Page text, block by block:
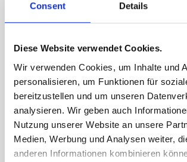
Consent Details
Diese Website verwendet Cookies.
Wir verwenden Cookies, um Inhalte und
personalisieren, um Funktionen für
bereitzustellen und um unseren
analysieren. Wir geben auch
Nutzung unserer Website an unsere
Medien, Werbung und Analysen weiter,
anderen Informationen kombinieren